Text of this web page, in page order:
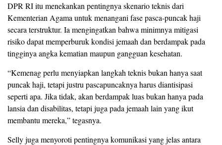
DPR RI itu menekankan pentingnya skenario teknis dari
Kementerian Agama untuk menangani fase pasca-puncak haji
secara terstruktur. Ia mengingatkan bahwa minimnya mitigasi
risiko dapat memperburuk kondisi jemaah dan berdampak pada
tingginya angka kematian maupun gangguan kesehatan.
“Kemenag perlu menyiapkan langkah teknis bukan hanya saat
puncak haji, tetapi justru pascapuncaknya harus diantisipasi
seperti apa. Jika tidak, akan berdampak luas bukan hanya pada
lansia dan disabilitas, tetapi juga pada jemaah lain yang ikut
membantu mereka,” tegasnya.
Selly juga menyoroti pentingnya komunikasi yang jelas antara